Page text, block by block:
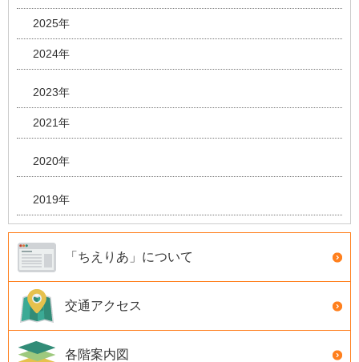
2025年
2024年
2023年
2021年
2020年
2019年
「ちえりあ」について
交通アクセス
各階案内図